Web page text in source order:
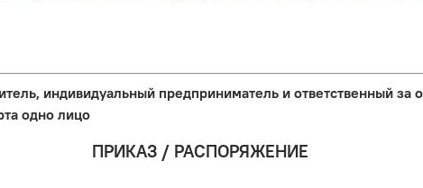
индивидуальный предприниматель и ответственный
одно лицо
ПРИКАЗ / РАСПОРЯЖЕНИЕ